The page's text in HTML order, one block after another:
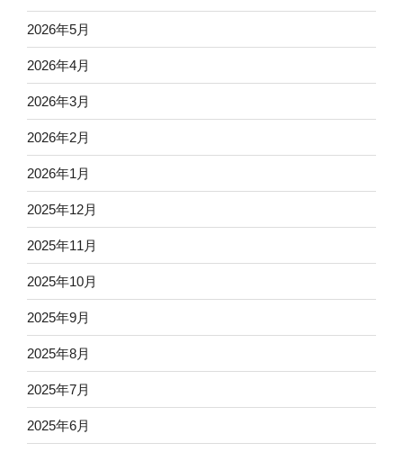
2026年5月
2026年4月
2026年3月
2026年2月
2026年1月
2025年12月
2025年11月
2025年10月
2025年9月
2025年8月
2025年7月
2025年6月